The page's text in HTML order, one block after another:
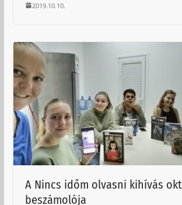
2019.10.10.
A Nincs időm olvasni kihívás
beszámolója